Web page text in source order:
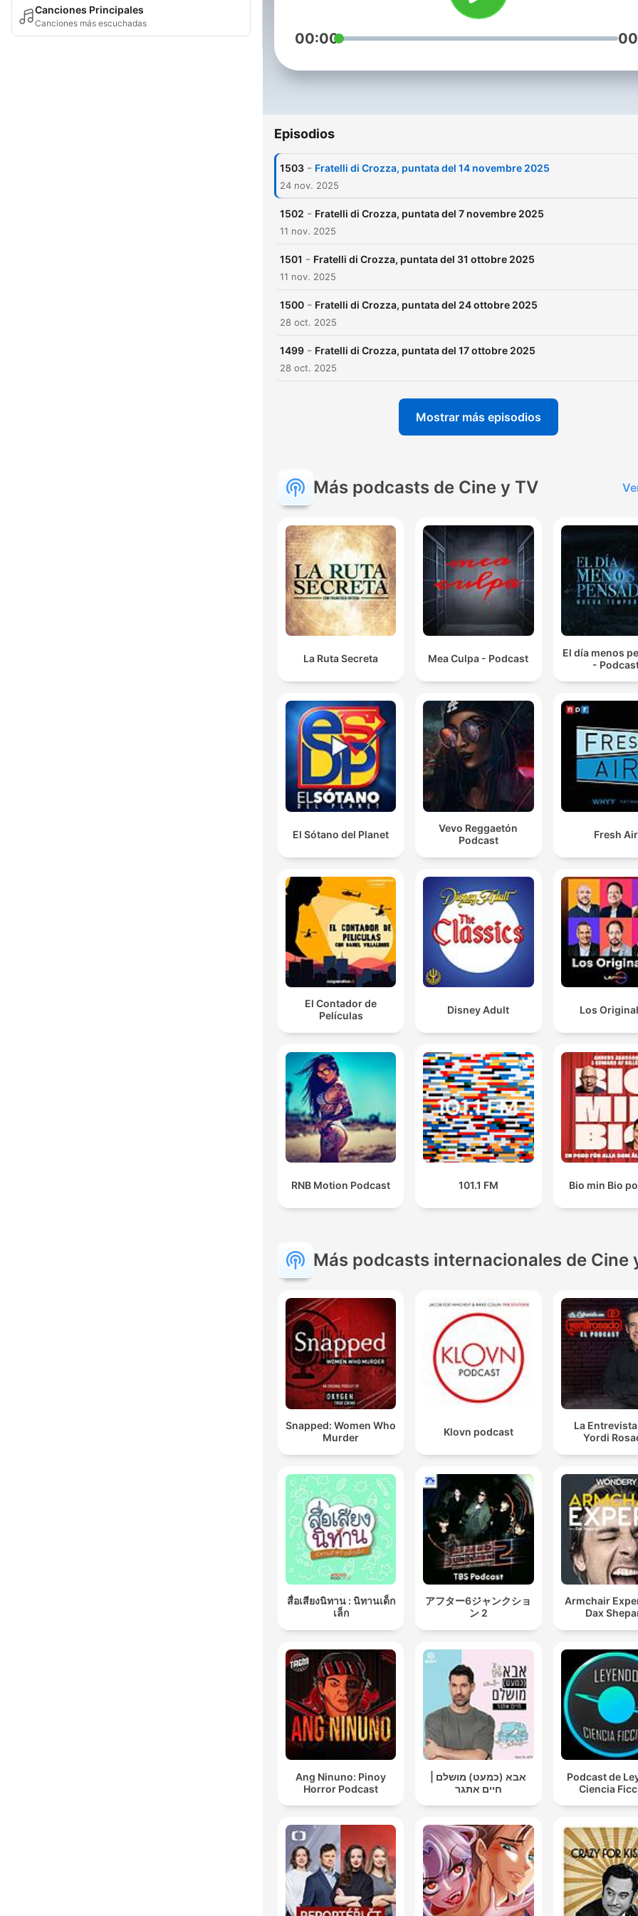
Canciones Principales
Canciones más escuchadas
00:00
Episodios
1503 - Fratelli di Crozza, puntata del 14 novembre 2025
24 nov. 2025
1502 - Fratelli di Crozza, puntata del 7 novembre 2025
11 nov. 2025
1501 - Fratelli di Crozza, puntata del 31 ottobre 2025
11 nov. 2025
1500 - Fratelli di Crozza, puntata del 24 ottobre 2025
28 oct. 2025
1499 - Fratelli di Crozza, puntata del 17 ottobre 2025
28 oct. 2025
Mostrar más episodios
Más podcasts de Cine y TV
La Ruta Secreta Mea Culpa - Podcast
El día menos
-
El Sótano del Planet
Vevo Reggaetón
Podcast
Fresh Air
El Contador de
Películas
Disney Adult Los
RNB Motion Podcast 101.1 FM Bio min Bio
Más podcasts internacionales de Cine
Snapped: Women Who
Murder
Klovn podcast
La
Yordi
สื่อเสียงนิทาน : นิทานเด็ก
เล็ก
アフター6ジャンクショ
ン 2
Armchair
Dax
Ang Ninuno: Pinoy
Horror Podcast
אבא (כמעט) מושלם |
חיים אתגר
Podcast de
Ciencia